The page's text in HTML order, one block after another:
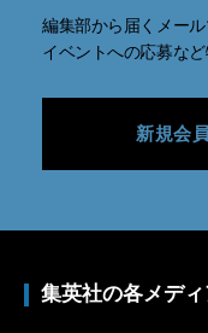
編集部から届くメー
イベントへの応募な
新規会
集英社の各メデ